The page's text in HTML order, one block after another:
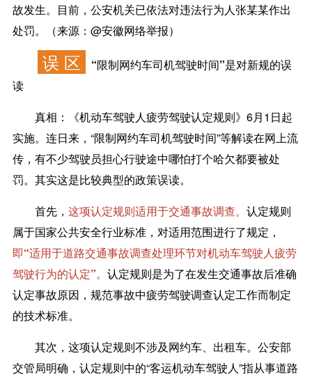
故发生。目前，公安机关已依法对违法行为人张某某作出
处罚。（来源：@安徽网络举报）
误 区
“限制网约车司机驾驶时间”是对新规的误
读
真相：
《机动车驾驶人疲劳驾驶认定规则》6月1日起
实施。连日来，“限制网约车司机驾驶时间”等解读在网上流
传，有不少驾驶员担心行驶途中哪怕打个哈欠都要被处
罚。其实这是比较典型的政策误读。
首先， 这项认定规则适用于交通事故调查。 认定规则
属于国家公共安全行业标准，对适用范围进行了规定，
即“适用于道路交通事故调查处理环节对机动车驾驶人疲劳
驾驶行为的认定”。 认定规则是为了在发生交通事故后准确
认定事故原因，规范事故中疲劳驾驶调查认定工作而制定
的技术标准。
其次， 这项认定规则不涉及网约车、出租车。 公安部
交管局明确，认定规则中的“客运机动车驾驶人”指从事道路